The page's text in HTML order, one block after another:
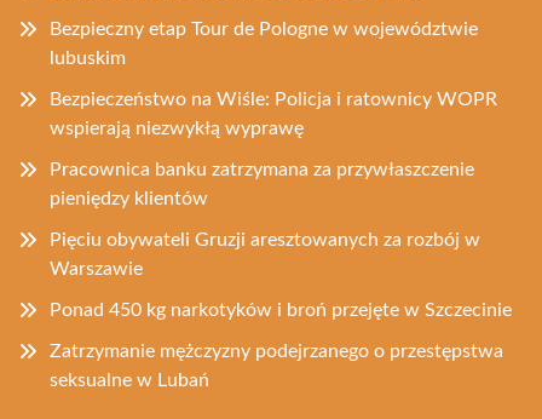
Bezpieczny etap Tour de Pologne w województwie
lubuskim
Bezpieczeństwo na Wiśle: Policja i ratownicy WOPR
wspierają niezwykłą wyprawę
Pracownica banku zatrzymana za przywłaszczenie
pieniędzy klientów
Pięciu obywateli Gruzji aresztowanych za rozbój w
Warszawie
Ponad 450 kg narkotyków i broń przejęte w Szczecinie
Zatrzymanie mężczyzny podejrzanego o przestępstwa
seksualne w Lubań